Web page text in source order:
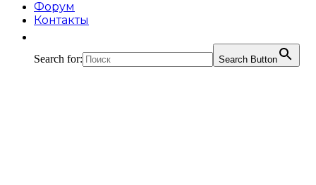
Форум
Контакты
Search for: Search Button